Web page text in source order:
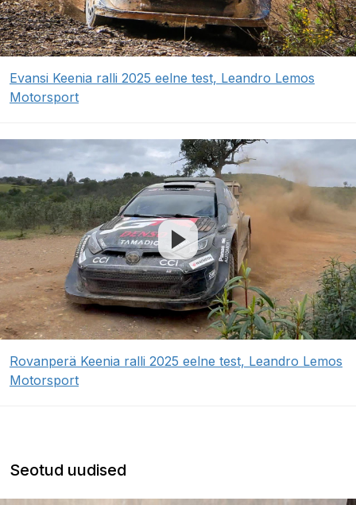
Evansi Keenia ralli 2025 eelne test, Leandro Lemos
Motorsport
Rovanperä Keenia ralli 2025 eelne test, Leandro Lemos
Motorsport
Seotud uudised